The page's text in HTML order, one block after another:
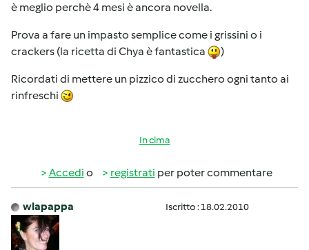
è meglio perchè 4 mesi è ancora novella.
Prova a fare un impasto semplice come i grissini o i
crackers (la ricetta di Chya è fantastica
)
Ricordati di mettere un pizzico di zucchero ogni tanto ai
rinfreschi
In cima
Accedi o registrati per poter commentare
wlapappa Iscritto : 18.02.2010